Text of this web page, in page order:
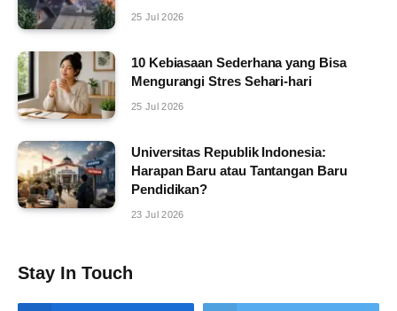
25 Jul 2026
10 Kebiasaan Sederhana yang Bisa
Mengurangi Stres Sehari-hari
25 Jul 2026
Universitas Republik Indonesia:
Harapan Baru atau Tantangan Baru
Pendidikan?
23 Jul 2026
Stay In Touch